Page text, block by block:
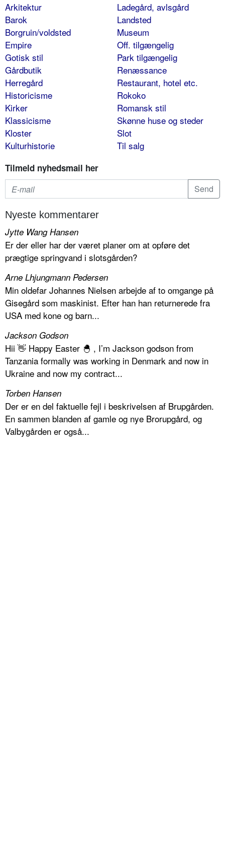
Arkitektur
Barok
Borgruin/voldsted
Empire
Gotisk stil
Gårdbutik
Herregård
Historicisme
Kirker
Klassicisme
Kloster
Kulturhistorie
Ladegård, avlsgård
Landsted
Museum
Off. tilgængelig
Park tilgængelig
Renæssance
Restaurant, hotel etc.
Rokoko
Romansk stil
Skønne huse og steder
Slot
Til salg
Tilmeld nyhedsmail her
Nyeste kommentarer
Jytte Wang Hansen
Er der eller har der været planer om at opføre det
prægtige springvand i slotsgården?
Arne Lhjungmann Pedersen
Min oldefar Johannes Nielsen arbejde af to omgange på
Gisegård som maskinist. Efter han han returnerede fra
USA med kone og barn...
Jackson Godson
Hii 👋 Happy Easter 🐣 , I’m Jackson godson from
Tanzania formally was working in Denmark and now in
Ukraine and now my contract...
Torben Hansen
Der er en del faktuelle fejl i beskrivelsen af Brupgården.
En sammen blanden af gamle og nye Brorupgård, og
Valbygården er også...